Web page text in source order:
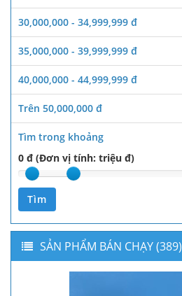
30,000,000 - 34,999,999 đ
35,000,000 - 39,999,999 đ
40,000,000 - 44,999,999 đ
Trên 50,000,000 đ
Tìm trong khoảng
0 đ (Đơn vị tính: triệu đ)
Tìm
SẢN PHẨM BÁN CHẠY (389)